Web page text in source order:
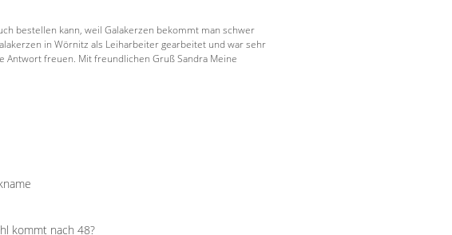
bestellen kann, weil Galakerzen bekommt man schwer
in Wörnitz als Leiharbeiter gearbeitet und war sehr
Antwort freuen. Mit freundlichen Gruß Sandra Meine
kommt nach 48?